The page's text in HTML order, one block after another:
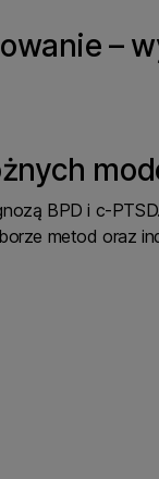
–
BPD i c-
metod oraz